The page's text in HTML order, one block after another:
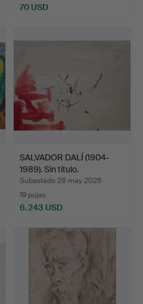
70 USD
SALVADOR DALÍ (1904-
1989). Sin título.
Subastado 28 may 2026
19 pujas
6.243 USD